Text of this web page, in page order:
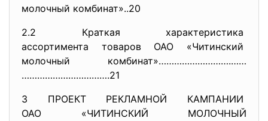
молочный комбинат»..20
2.2 Краткая характеристика
ассортимента товаров ОАО «Читинский
молочный комбинат»……………………….……
…………………………….21
3 ПРОЕКТ РЕКЛАМНОЙ КАМПАНИИ
ОАО «ЧИТИНСКИЙ МОЛОЧНЫЙ